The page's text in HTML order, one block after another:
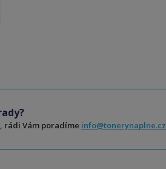
rádi Vám poradíme info@tonerynaplne.cz